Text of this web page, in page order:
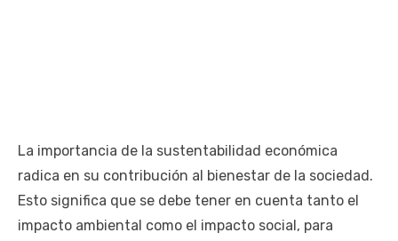
La importancia de la sustentabilidad económica
radica en su contribución al bienestar de la sociedad.
Esto significa que se debe tener en cuenta tanto el
impacto ambiental como el impacto social, para